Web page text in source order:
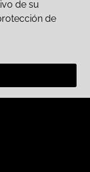
de su
de